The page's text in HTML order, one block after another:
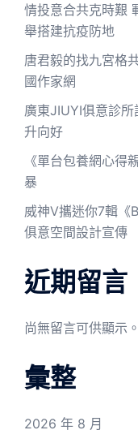
情投意合共克時艱
舉搭建抗疫防地
唐君毅的找九宮格
國作家網
廣東JIUYI俱意診
升向好
《單台包養網心得
暴
威神V攜迷你7輯《
俱意空間設計宣傳
近期留言
尚無留言可供顯示。
彙整
2026 年 8 月